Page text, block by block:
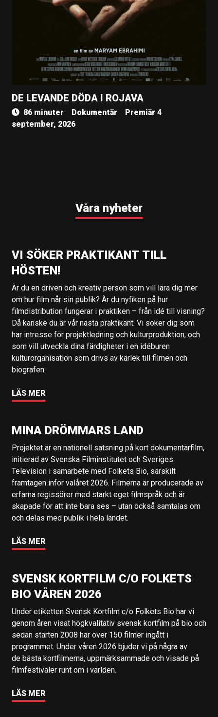
DE LEVANDE DÖDA I ROJAVA
86 minuter Dokumentär
Premiär 4
september, 2026
Våra nyheter
VI SÖKER PRAKTIKANT TILL
HÖSTEN!
Är du en driven och kreativ person som vill lära dig mer
om hur film når sin publik? Är du nyfiken på hur
filmdistribution fungerar i praktiken – från idé till visning?
Då kanske du är vår nästa praktikant. Vi söker dig som
har intresse för projektledning och kulturproduktion, och
som vill utveckla dina färdigheter i en idéburen
kulturorganisation som drivs av kärlek till filmen och
biografen.
LÄS MER
MINA DRÖMMARS LAND
Projektet är en nationell satsning på kort dokumentärfilm,
initierad av Svenska Filminstitutet och Sveriges
Television i samarbete med Folkets Bio, särskilt
framtagen inför valåret 2026. Filmerna är producerade av
erfarna regissörer med starkt eget filmspråk och är
skapade för att inte bara ses – utan också samtalas om
och delas med publik i hela landet.
LÄS MER
SVENSK KORTFILM C/O FOLKETS
BIO VÅREN 2026
Under etiketten Svensk Kortfilm c/o Folkets Bio har vi
genom åren visat högkvalitativ svensk kortfilm på bio och
sedan starten 2008 har över 150 filmer ingått i
programmet. Under våren 2026 bjuder vi på några av
de bästa kortfilmerna, uppmärksammade och visade på
filmfestivaler runt om i världen.
LÄS MER